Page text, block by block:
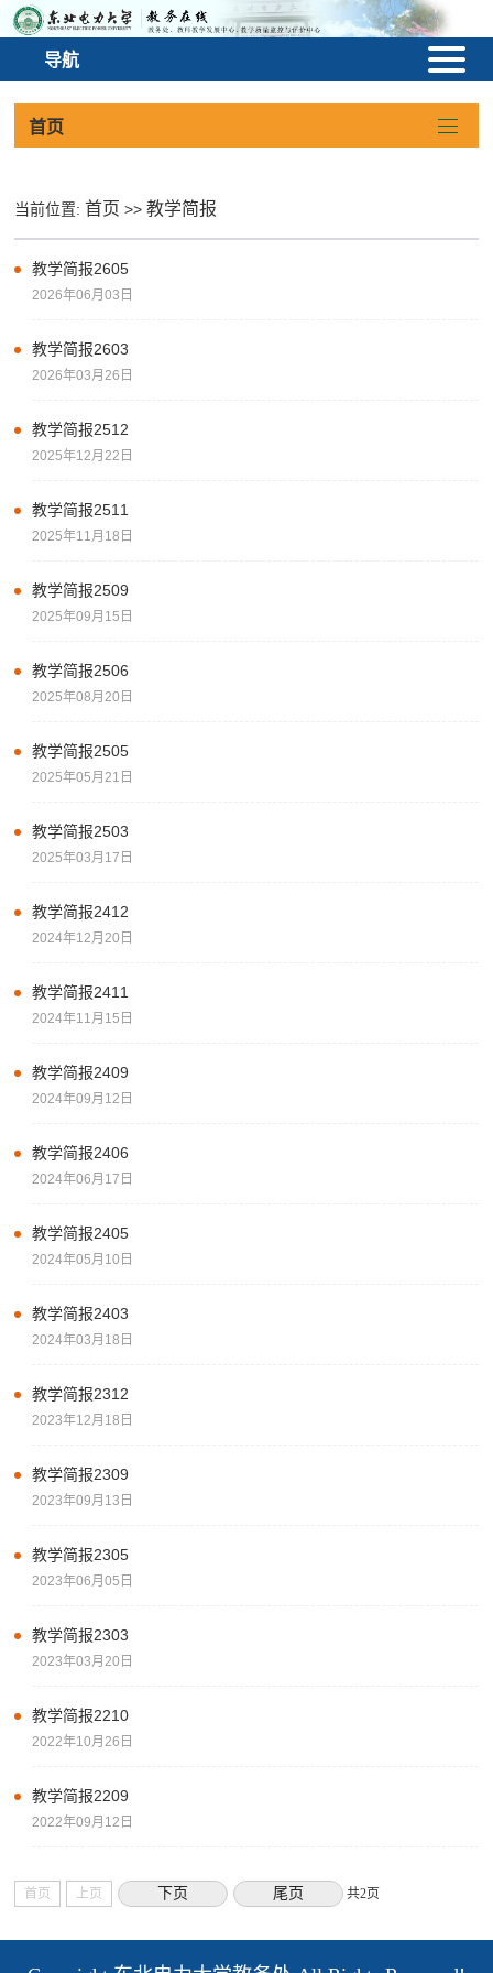
导航
首页
当前位置: 首页 >>教学简报
教学简报2605
2026年06月03日
教学简报2603
2026年03月26日
教学简报2512
2025年12月22日
教学简报2511
2025年11月18日
教学简报2509
2025年09月15日
教学简报2506
2025年08月20日
教学简报2505
2025年05月21日
教学简报2503
2025年03月17日
教学简报2412
2024年12月20日
教学简报2411
2024年11月15日
教学简报2409
2024年09月12日
教学简报2406
2024年06月17日
教学简报2405
2024年05月10日
教学简报2403
2024年03月18日
教学简报2312
2023年12月18日
教学简报2309
2023年09月13日
教学简报2305
2023年06月05日
教学简报2303
2023年03月20日
教学简报2210
2022年10月26日
教学简报2209
2022年09月12日
首页 上页 下页 尾页 共2页